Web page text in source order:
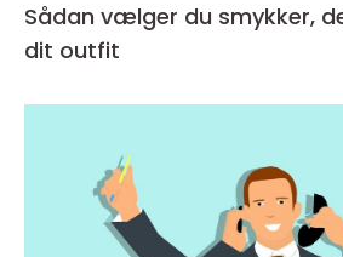
Sådan vælger du smykker,
dit outfit